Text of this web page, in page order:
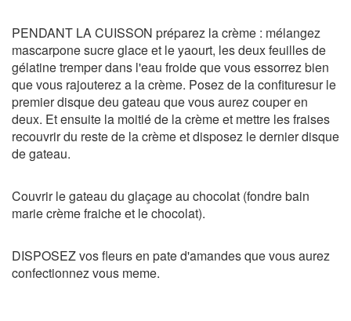
PENDANT LA CUISSON préparez la crème : mélangez
mascarpone sucre glace et le yaourt, les deux feuilles de
gélatine tremper dans l'eau froide que vous essorrez bien
que vous rajouterez a la crème. Posez de la confituresur le
premier disque deu gateau que vous aurez couper en
deux. Et ensuite la moitié de la crème et mettre les fraises
recouvrir du reste de la crème et disposez le dernier disque
de gateau.
Couvrir le gateau du glaçage au chocolat (fondre bain
marie crème fraiche et le chocolat).
DISPOSEZ vos fleurs en pate d'amandes que vous aurez
confectionnez vous meme.